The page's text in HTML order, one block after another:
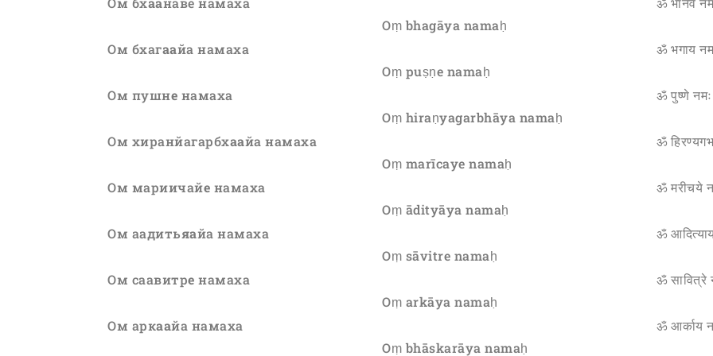
Ом бхагаайа намаха
Ом пушне намаха
Ом хиранйагарбхаайа намаха
Ом мариичайе намаха
Ом аадитьяайа намаха
Ом саавитре намаха
Ом аркаайа намаха
Oṃ bhagāya namaḥ
Oṃ puṣṇe namaḥ
Oṃ hiraṇyagarbhāya namaḥ
Oṃ marīcaye namaḥ
Oṃ ādityāya namaḥ
Oṃ sāvitre namaḥ
Oṃ arkāya namaḥ
Oṃ bhāskarāya namaḥ
ॐ भगाय
ॐ पुष्णे नमः
ॐ
ॐ मरीचये
ॐ
ॐ सावित्रे
ॐ आर्काय